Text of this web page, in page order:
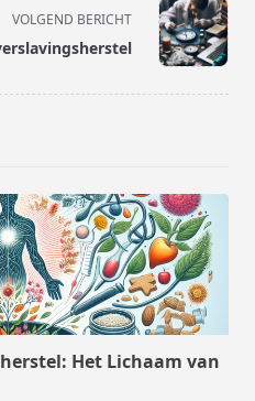
VOLGEND BERICHT
Het Lichaam van